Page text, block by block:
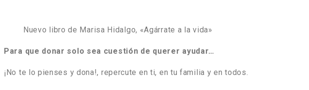
Nuevo libro de Marisa Hidalgo, «Agárrate a la vida»
Para que donar solo sea cuestión de querer ayudar…
¡No te lo pienses y dona!, repercute en ti, en tu familia y en todos.